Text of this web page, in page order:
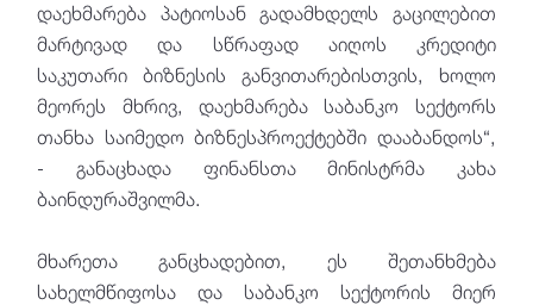
დაეხმარება პატიოსან გადამხდელს გაცილებით
მარტივად და სწრაფად აიღოს კრედიტი
საკუთარი ბიზნესის განვითარებისთვის, ხოლო
მეორეს მხრივ, დაეხმარება საბანკო სექტორს
თანხა საიმედო ბიზნესპროექტებში დააბანდოს“,
- განაცხადა ფინანსთა მინისტრმა კახა
ბაინდურაშვილმა.
მხარეთა განცხადებით, ეს შეთანხმება
სახელმწიფოსა და საბანკო სექტორის მიერ